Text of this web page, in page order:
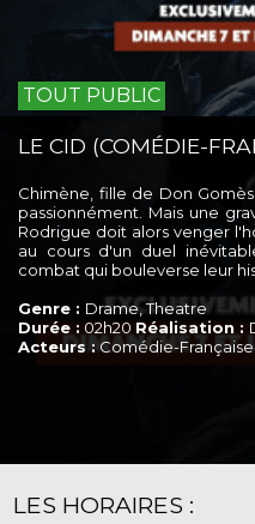
TOUT PUBLIC
LE CID (COMÉDIE-
Chimène, fille de Don
passionnément. Mais une
Rodrigue doit alors venger
au cours d'un duel
combat qui bouleverse leur
Genre : Drame, Theatre
Durée : 02h20 Réalisation :
Acteurs : Comédie-Française
LES HORAIRES :